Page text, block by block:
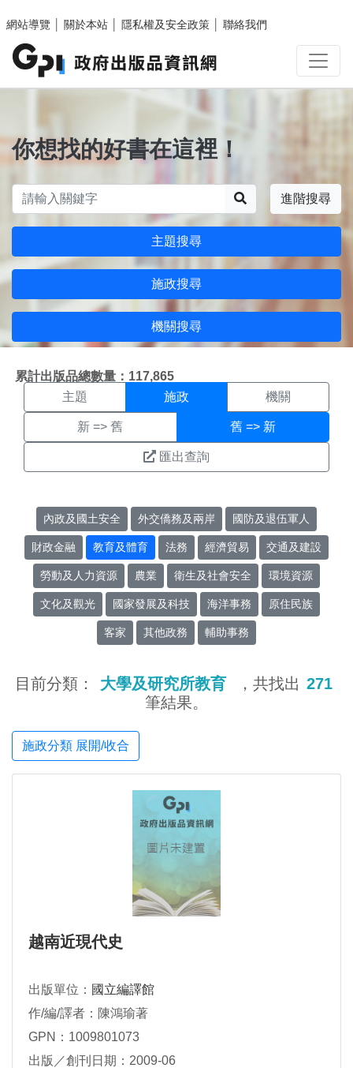
網站導覽
關於本站 隱私權及安全政策 聯絡我們
你想找的好書在這裡！
進階搜尋
主題搜尋
施政搜尋
機關搜尋
累計出版品總數量：117,865
施政搜尋結果頁面
主題 施政 機關
新 => 舊 舊 => 新
匯出查詢
內政及國土安全 外交僑務及兩岸 國防及退伍軍人
財政金融 教育及體育 法務 經濟貿易 交通及建設
勞動及人力資源 農業 衛生及社會安全 環境資源
文化及觀光 國家發展及科技 海洋事務 原住民族
客家 其他政務 輔助事務
目前分類： 大學及研究所教育 ，共找出 271
筆結果。
施政分類 展開/收合
越南近現代史
出版單位： 國立編譯館
作/編/譯者：陳鴻瑜著
GPN：1009801073
出版／創刊日期：2009-06